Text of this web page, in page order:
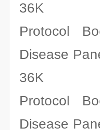
36K
Protocol
Disease
36K
Protocol
Disease